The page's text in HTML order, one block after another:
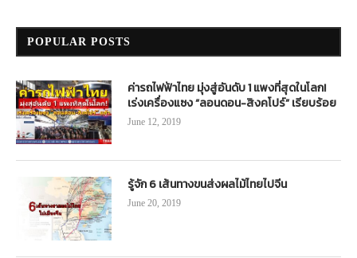
POPULAR POSTS
ค่ารถไฟฟ้าไทย มุ่งสู่อันดับ 1 แพงที่สุดในโลก!
เร่งเครื่องแซง “ลอนดอน-สิงคโปร์” เรียบร้อย
June 12, 2019
รู้จัก 6 เส้นทางขนส่งผลไม้ไทยไปจีน
June 20, 2019